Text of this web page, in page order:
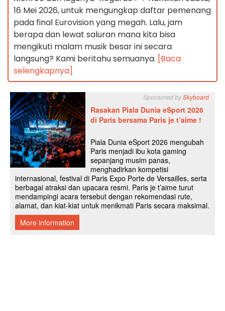
16 Mei 2026, untuk mengungkap daftar pemenang
pada final Eurovision yang megah. Lalu, jam
berapa dan lewat saluran mana kita bisa
mengikuti malam musik besar ini secara
langsung? Kami beritahu semuanya. [Baca
selengkapnya]